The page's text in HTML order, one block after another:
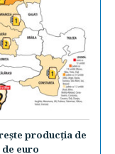
producţia de
euro